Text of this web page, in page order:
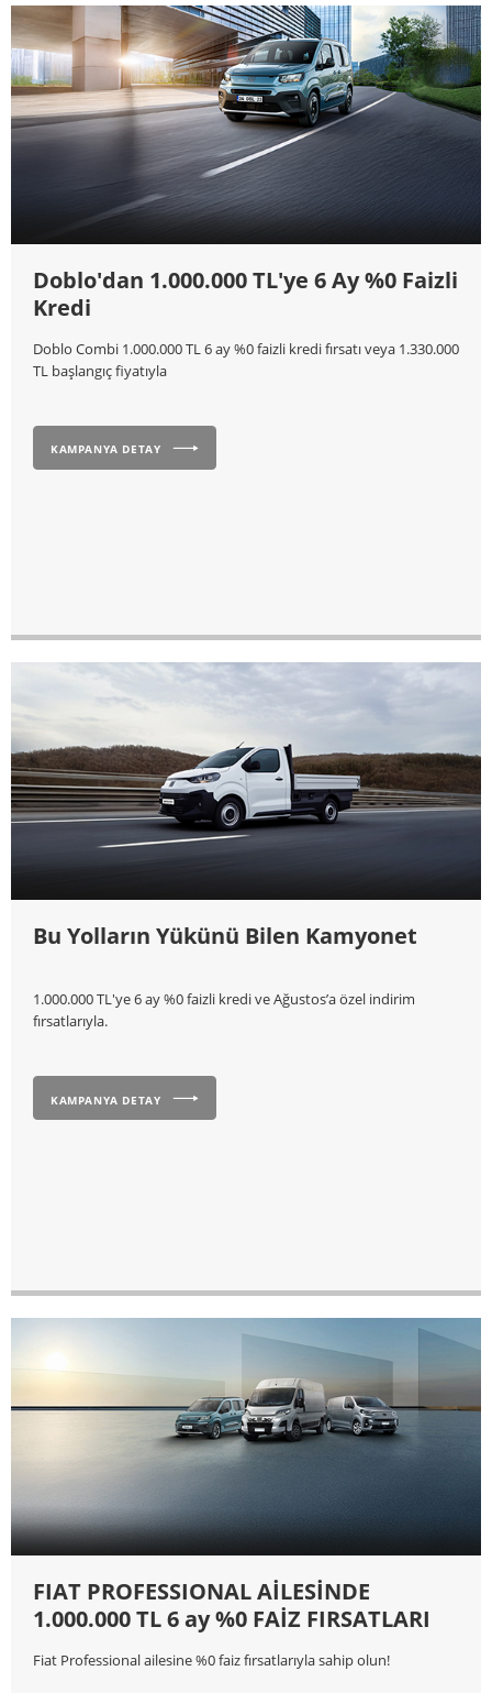
Doblo'dan 1.000.000 TL'ye 6 Ay %0 Faizli
Kredi
Doblo Combi 1.000.000 TL 6 ay %0 faizli kredi fırsatı veya 1.330.000
TL başlangıç fiyatıyla
KAMPANYA DETAY
Bu Yolların Yükünü Bilen Kamyonet
1.000.000 TL'ye 6 ay %0 faizli kredi ve Ağustos’a özel indirim
fırsatlarıyla.
KAMPANYA DETAY
FIAT PROFESSIONAL AİLESİNDE
1.000.000 TL 6 ay %0 FAİZ FIRSATLARI
Fiat Professional ailesine %0 faiz fırsatlarıyla sahip olun!